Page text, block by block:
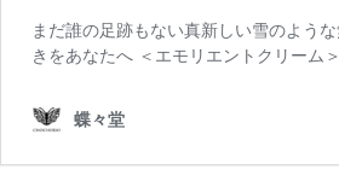
まだ誰の足跡もない真新しい雪のよう
きをあなたへ ＜エモリエントクリー
蝶々堂